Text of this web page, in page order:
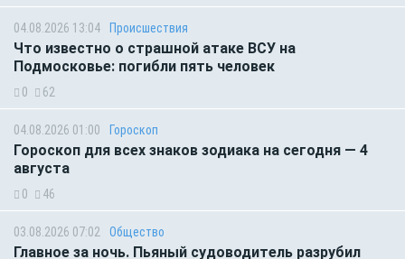
04.08.2026 13:04 Происшествия
Что известно о страшной атаке ВСУ на
Подмосковье: погибли пять человек
0 62
04.08.2026 01:00 Гороскоп
Гороскоп для всех знаков зодиака на сегодня — 4
августа
0 46
03.08.2026 07:02 Общество
Главное за ночь. Пьяный судоводитель разрубил